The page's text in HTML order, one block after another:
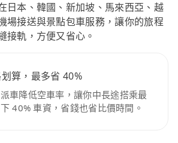
日本、韓國、新加坡、馬來西亞、越
場接送與景點包車服務，讓你的旅程
接軌，方便又省心。
算，最多省 40%
車降低空車率，讓你中長途搭乘最
40% 車資，省錢也省比價時間。